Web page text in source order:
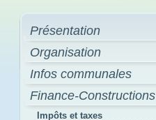
Présentation
Organisation
Infos communales
Finance-Constructions
Impôts et taxes